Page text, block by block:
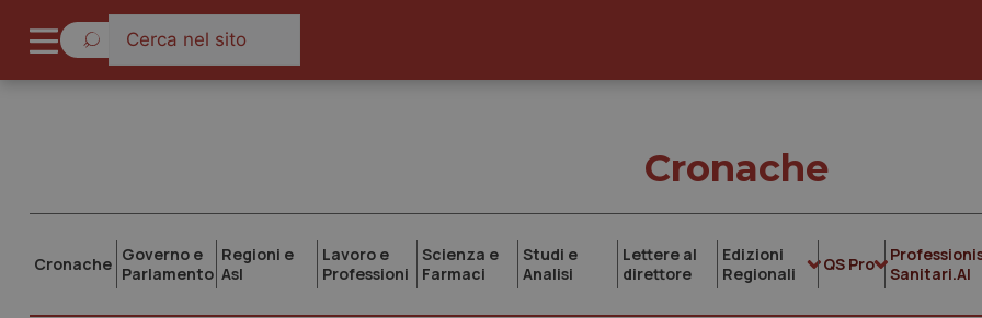
Cronache
Cronache Governo e
Parlamento
Regioni e
Asl
Lavoro e
Professioni
Scienza e
Farmaci
Studi e
Analisi
Lettere al
direttore
Edizioni
Regionali
QS Pro
Sanitari.AI